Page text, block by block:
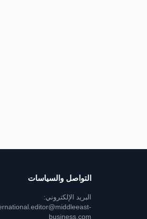
التواصل والسياسات
البريد الإلكتروني:
business.com